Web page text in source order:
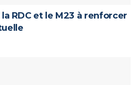
RDC et le M23 à renforcer